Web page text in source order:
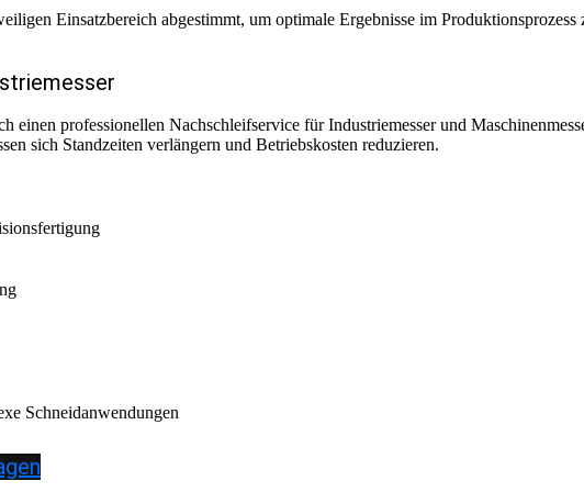
Einsatzbereich abgestimmt, um optimale Ergebnisse im Produktionsprozess
einen professionellen Nachschleifservice für Industriemesser und
sich Standzeiten verlängern und Betriebskosten reduzieren.
Schneidanwendungen